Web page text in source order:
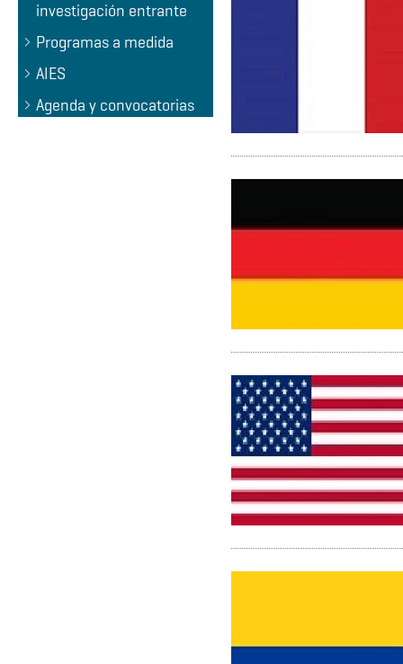
investigación entrante
Programas a medida
AIES
Agenda y convocatorias